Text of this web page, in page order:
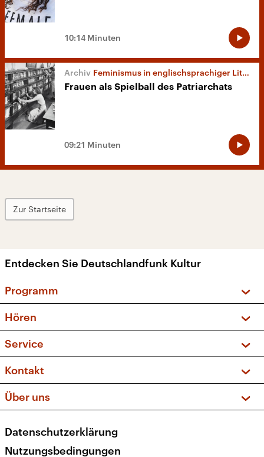
10:14 Minuten
Feminismus in englischsprachiger Literatur
Frauen als Spielball des Patriarchats
09:21 Minuten
Zur Startseite
Entdecken Sie Deutschlandfunk Kultur
Programm
Sendungen und Podcasts
Musikliste
Kakadu – Das Kinderprogramm
Hören
Frequenzen (UKW + DAB+)
Service
FAQ
Apps
Newsletter
Veranstaltungen
Kontakt
Social Media
Über uns
Presse
Datenschutzerklärung
Nutzungsbedingungen